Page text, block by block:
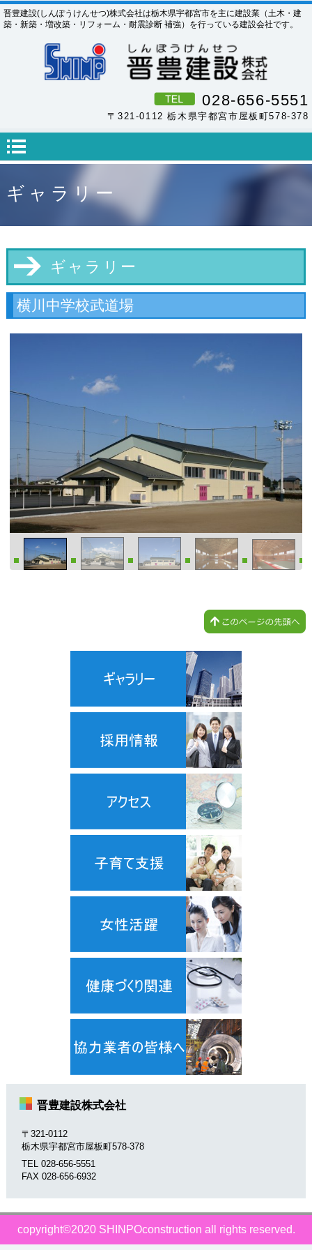
晋豊建設(しんぽうけんせつ)株式会社は栃木県宇都宮市を主に建設業（土木・建
築・新築・増改築・リフォーム・耐震診断 補強）を行っている建設会社です。
028-656-5551
〒321-0112 栃木県宇都宮市屋板町578-378
ギャラリー
ギャラリー
横川中学校武道場
晋豊建設株式会社
〒321-0112
栃木県宇都宮市屋板町578-378
TEL 028-656-5551
FAX 028-656-6932
copyright©2020 SHINPOconstruction all rights reserved.